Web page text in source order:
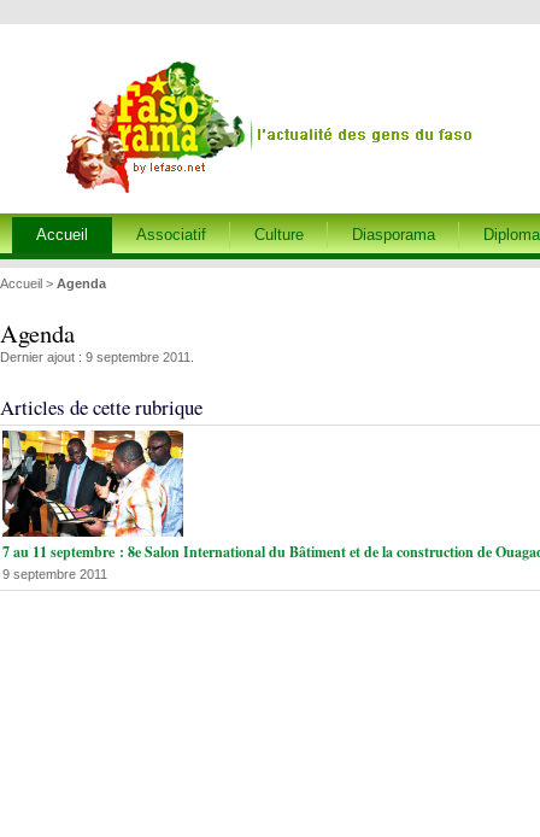
Accueil Associatif Culture Diasporama
Accueil > Agenda
Agenda
Dernier ajout : 9 septembre 2011.
Articles de cette rubrique
7 au 11 septembre : 8e Salon International du Bâtiment et de la construction de
9 septembre 2011